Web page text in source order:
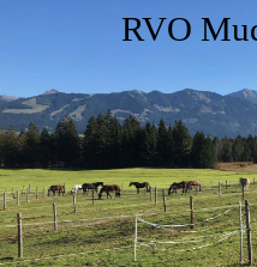
RVO